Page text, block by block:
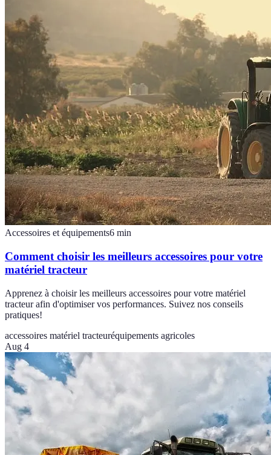
Accessoires et équipements6 min
Comment choisir les meilleurs accessoires pour votre
matériel tracteur
Apprenez à choisir les meilleurs accessoires pour votre matériel
tracteur afin d'optimiser vos performances. Suivez nos conseils
pratiques!
accessoires matériel tracteuréquipements agricoles
Aug 4